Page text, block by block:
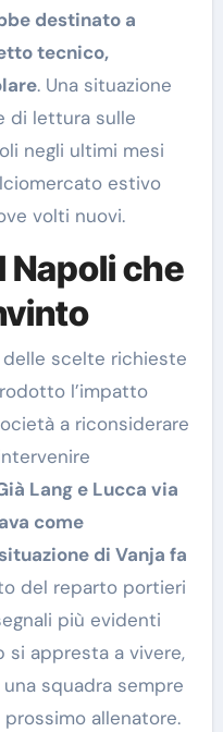
destinato a
tecnico,
. Una situazione
di lettura sulle
negli ultimi mesi
estivo
volti nuovi.
Napoli che
scelte richieste
l’impatto
a riconsiderare
Lang e Lucca via
come
di Vanja fa
del reparto portieri
più evidenti
si appresta a vivere,
squadra sempre
allenatore.